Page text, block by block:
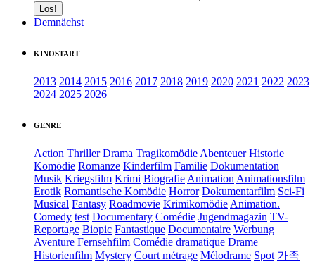
Demnächst
KINOSTART
2013 2014 2015 2016 2017 2018 2019 2020 2021 2022 2023
2024 2025 2026
GENRE
Action Thriller Drama Tragikomödie Abenteuer Historie
Komödie Romanze Kinderfilm Familie Dokumentation
Musik Kriegsfilm Krimi Biografie Animation Animationsfilm
Erotik Romantische Komödie Horror Dokumentarfilm Sci-Fi
Musical Fantasy Roadmovie Krimikomödie Animation.
Comedy test Documentary Comédie Jugendmagazin TV-
Reportage Biopic Fantastique Documentaire Werbung
Aventure Fernsehfilm Comédie dramatique Drame
Historienfilm Mystery Court métrage Mélodrame Spot 가족